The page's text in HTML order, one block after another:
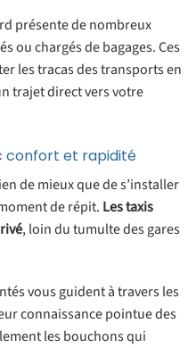
présente de nombreux
ou chargés de bagages. Ces
les tracas des transports en
trajet direct vers votre
confort et rapidité
de mieux que de s’installer
de répit. Les taxis
, loin du tumulte des gares
vous guident à travers les
connaissance pointue des
les bouchons qui